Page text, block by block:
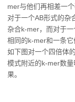
mer与他们再相差一
对于一个AB形式的杂
杂合k-mer，而对于
相同的k-mer和一条它
如下图对一个四倍体
模式附近的k-mer数
果。